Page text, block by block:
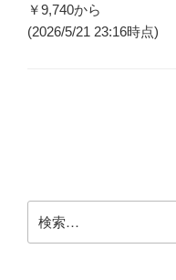
￥9,740から
(2026/5/21 23:16時点)